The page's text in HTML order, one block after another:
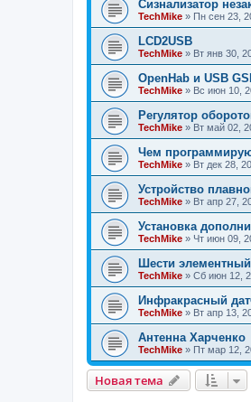
Сизнализатор
TechMike » Пн сен 23,
LCD2USB
TechMike » Вт янв 30,
OpenHab и USB
TechMike » Вс июн 10,
Регулятор
TechMike » Вт май 02,
Чем
TechMike » Вт дек 28,
Устройство
TechMike » Вт апр 27,
Установка
TechMike » Чт июн 09,
Шести
TechMike » Сб июн 12,
Инфракрасный
TechMike » Вт апр 13,
Антенна Харченко
TechMike » Пт мар 12,
Новая тема